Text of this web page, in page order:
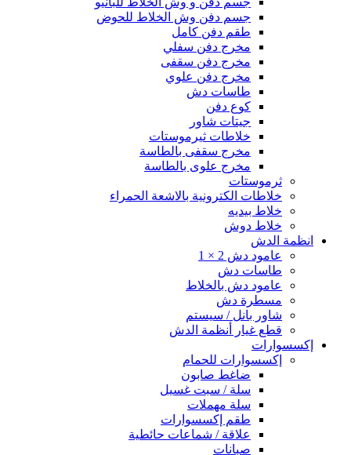
جسم دفن وش الخلاط للحوض
طقم دفن كامل
مخرج دفن سفلي
مخرج دفن سقفى
مخرج دفن علوي
طاسات دش
كوع دفن
جيتات شاور
خلاطات ثيرموستات
مخرج سقفى بالطاسة
مخرج علوى بالطاسة
ثرموستات
خلاطات الكترونية بالاشعة الحمراء
خلاط بيديه
خلاط دوش
انظمة الدش
عامود دش 2 × 1
طاسات دش
عامود دش بالخلاط
مسطرة دش
شاور بانل / سيستم
قطع غيار أنظمة الدش
إكسسوارات
إكسسوارات للحمام
ضاغط صابون
سلة / سبت غسيل
سلة مهملات
طقم إكسسوارات
علاقة / شماعات حائطية
صبانات